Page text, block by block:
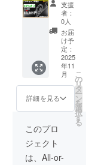
ディン
グ限定
価格 超
早割価
格9,680
円（定
価：
12,100
円）
格！さ
チュー
ブ】 飛
距離
アップ
に必要
なスイ
ング、
トレー
ニング
を一挙
にでき
る練習
器具さ
ゆ
支援
者：
0人
お届
け予
定：
2025
年11
月
詳細を見る
こ
の
リ
タ
ー
ン
を
選
択
す
る
このプロ
ジェクト
は、All-or-